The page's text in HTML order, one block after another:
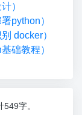
）
python）
docker）
础教程）
字。